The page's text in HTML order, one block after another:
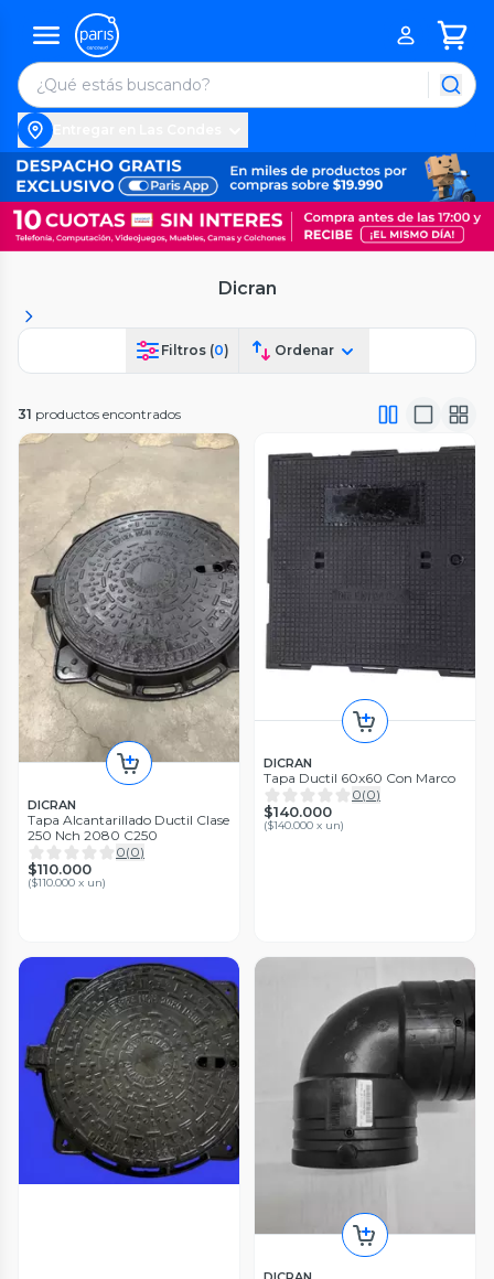
Dicran
Filtros (0) Ordenar
31 productos encontrados
DICRAN
Tapa Alcantarillado Ductil Clase
250 Nch 2080 C250
0(0)
$110.000
($110.000 x un)
DICRAN
Tapa Ductil 60x60 Con Marco
0(0)
$140.000
($140.000 x un)